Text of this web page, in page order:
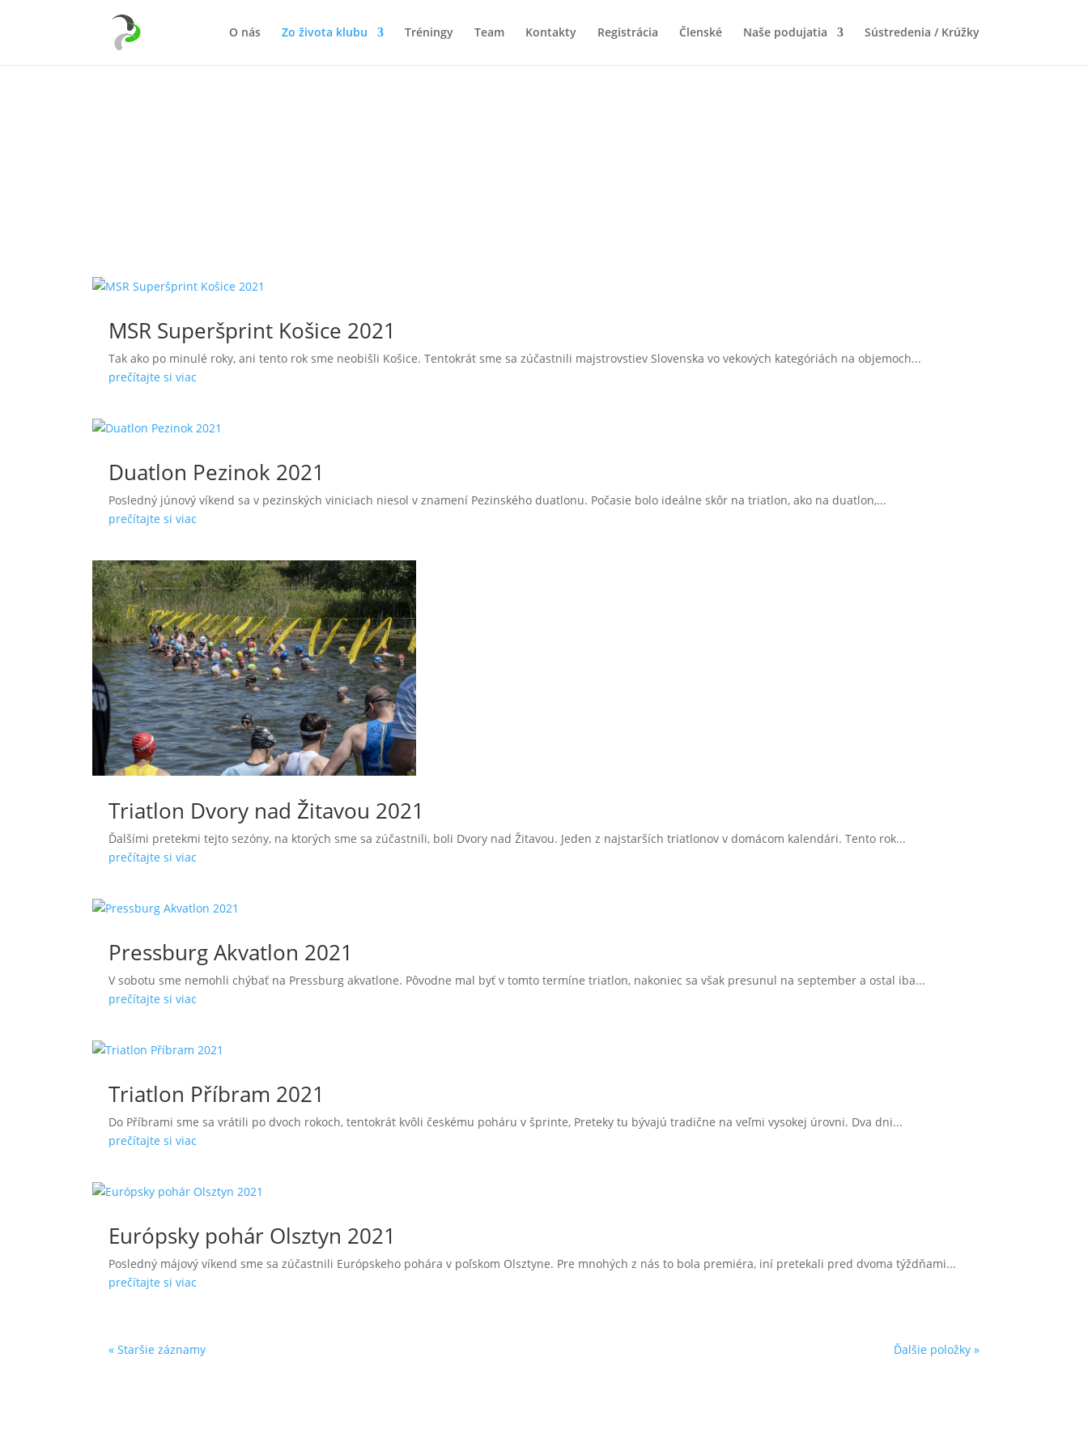
O nás Zo života klubu Tréningy Team Kontakty Registrácia Členské Naše podujatia Sústredenia / Krúžky
MSR Superšprint Košice 2021
Tak ako po minulé roky, ani tento rok sme neobišli Košice. Tentokrát sme sa zúčastnili majstrovstiev Slovenska vo vekových kategóriách na objemoch...
prečítajte si viac
Duatlon Pezinok 2021
Posledný júnový víkend sa v pezinských viniciach niesol v znamení Pezinského duatlonu. Počasie bolo ideálne skôr na triatlon, ako na duatlon,...
prečítajte si viac
Triatlon Dvory nad Žitavou 2021
Ďalšími pretekmi tejto sezóny, na ktorých sme sa zúčastnili, boli Dvory nad Žitavou. Jeden z najstarších triatlonov v domácom kalendári. Tento rok...
prečítajte si viac
Pressburg Akvatlon 2021
V sobotu sme nemohli chýbať na Pressburg akvatlone. Pôvodne mal byť v tomto termíne triatlon, nakoniec sa však presunul na september a ostal iba...
prečítajte si viac
Triatlon Příbram 2021
Do Příbrami sme sa vrátili po dvoch rokoch, tentokrát kvôli českému poháru v šprinte, Preteky tu bývajú tradične na veľmi vysokej úrovni. Dva dni...
prečítajte si viac
Európsky pohár Olsztyn 2021
Posledný májový víkend sme sa zúčastnili Európskeho pohára v poľskom Olsztyne. Pre mnohých z nás to bola premiéra, iní pretekali pred dvoma týždňami...
prečítajte si viac
« Staršie záznamy Ďalšie položky »